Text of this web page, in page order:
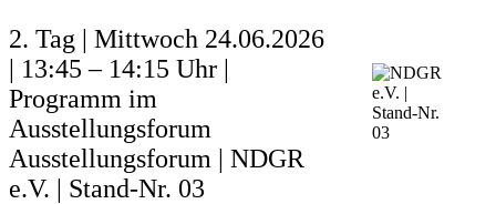
2. Tag | Mittwoch 24.06.2026
| 13:45 – 14:15 Uhr |
Programm im
Ausstellungsforum
Ausstellungsforum | NDGR
e.V. | Stand-Nr. 03